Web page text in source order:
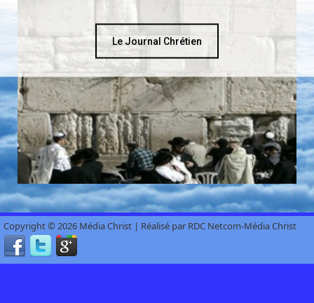
Le Journal Chrétien
Copyright © 2026 Média Christ | Réalisé par RDC Netcom-Média Christ